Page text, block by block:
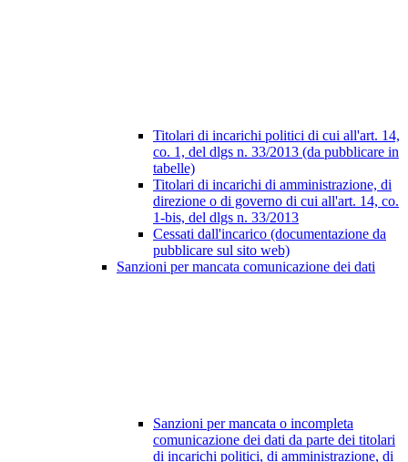
Titolari di incarichi politici di cui all'art. 14,
co. 1, del dlgs n. 33/2013 (da pubblicare in
tabelle)
Titolari di incarichi di amministrazione, di
direzione o di governo di cui all'art. 14, co.
1-bis, del dlgs n. 33/2013
Cessati dall'incarico (documentazione da
pubblicare sul sito web)
Sanzioni per mancata comunicazione dei dati
Sanzioni per mancata o incompleta
comunicazione dei dati da parte dei titolari
di incarichi politici, di amministrazione, di